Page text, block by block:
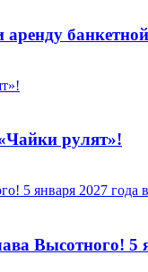
аренду
рулят»!
Высотного! 5